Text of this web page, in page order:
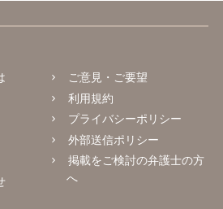
ご意見・ご要望
利用規約
プライバシーポリシー
外部送信ポリシー
掲載をご検討の弁護士の方
へ